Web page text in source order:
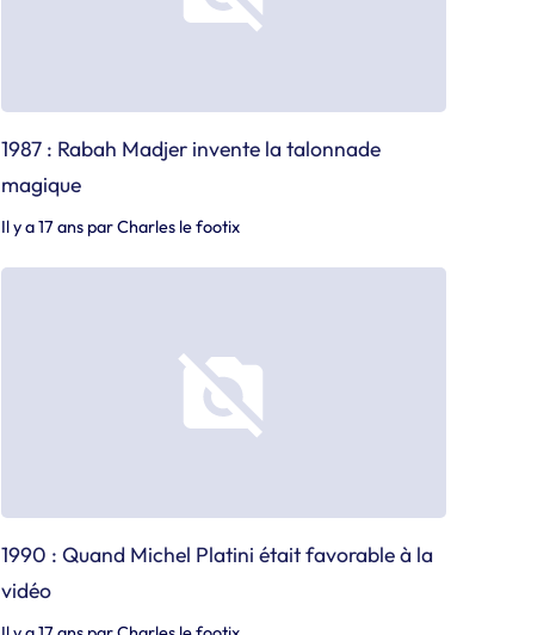
1987 : Rabah Madjer invente la talonnade
magique
Il y a 17 ans parCharles le footix
1990 : Quand Michel Platini était favorable à la
vidéo